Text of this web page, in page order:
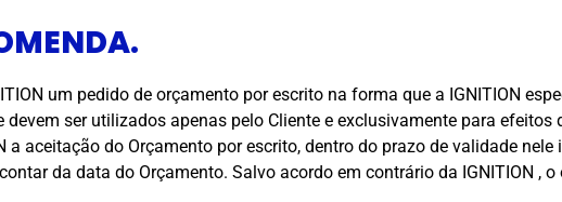
um pedido de orçamento por escrito na forma que a IGNITION
ser utilizados apenas pelo Cliente e exclusivamente para efeitos
a aceitação do Orçamento por escrito, dentro do prazo de validade
da data do Orçamento. Salvo acordo em contrário da IGNITION ,